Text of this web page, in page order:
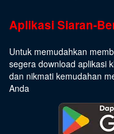
Aplikasi Siaran-
Untuk memudahkan
segera download aplikasi
dan nikmati kemudahan
Anda